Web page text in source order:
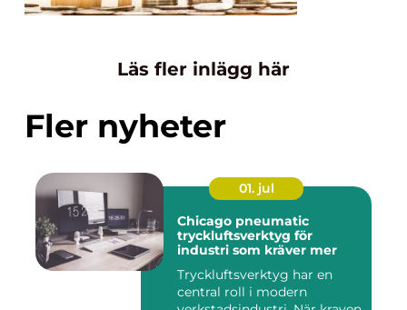
Läs fler inlägg här
Fler nyheter
01. jul
Chicago pneumatic
tryckluftsverktyg för
industri som kräver mer
Tryckluftsverktyg har en
central roll i modern